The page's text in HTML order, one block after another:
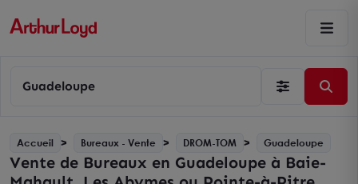
Guadeloupe
Accueil Bureaux - Vente DROM-TOM Guadeloupe
Vente de Bureaux en Guadeloupe à Baie-